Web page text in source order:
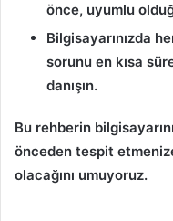
önce, uyumlu
Bilgisayarınızda
sorunu en kısa
danışın.
Bu rehberin
önceden tespit
olacağını umuyoruz.